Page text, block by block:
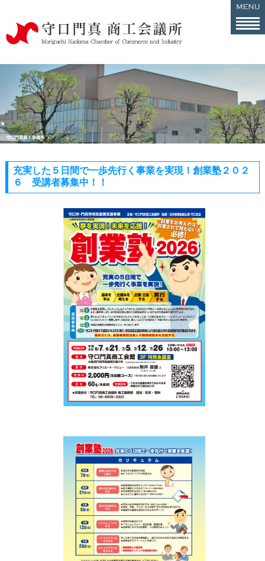
充実した５日間で一歩先行く事業を実現！創業塾２０２
６ 受講者募集中！！